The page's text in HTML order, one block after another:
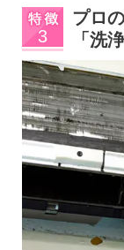
プロ
「洗浄